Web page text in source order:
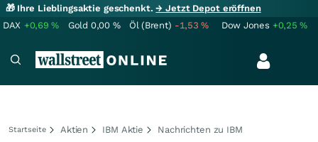
🎁 Ihre Lieblingsaktie geschenkt.→ Jetzt Depot eröffnen
DAX +0,69% Gold 0,00 % Öl (Brent) -1,53% Dow Jones +0,25%
Startseite Aktien IBM Aktie Nachrichten zu IBM